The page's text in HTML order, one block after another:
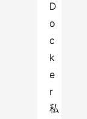
D
o
c
k
e
r
私